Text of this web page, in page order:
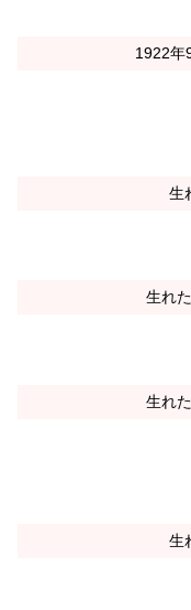
1922年
生
生れ
生れ
生